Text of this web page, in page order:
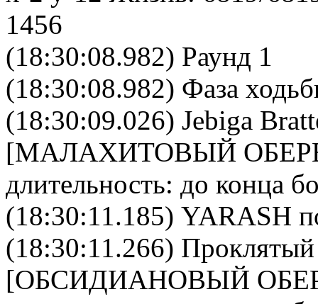
1456
(18:30:08.982) Раунд 1
(18:30:08.982) Фаза
(18:30:09.026) Jebiga
[МАЛАХИТОВЫЙ
длительность: до конца
(18:30:11.185) YARASH
(18:30:11.266)
[ОБСИДИАНОВЫЙ